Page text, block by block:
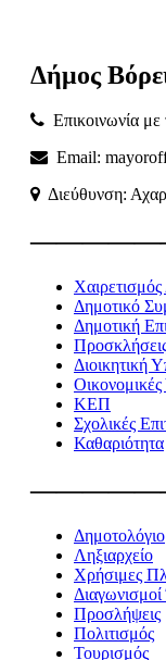
Δήμος
Επικοινωνία
Email:
Διεύθυνση:
Δημοτικό
Δημοτική
Διοικητική
ΚΕΠ
Σχολικές
Καθαριότητα
Δημοτολόγιο
Ληξιαρχείο
Χρήσιμες
Προσλήψεις
Πολιτισμός
Τουρισμός